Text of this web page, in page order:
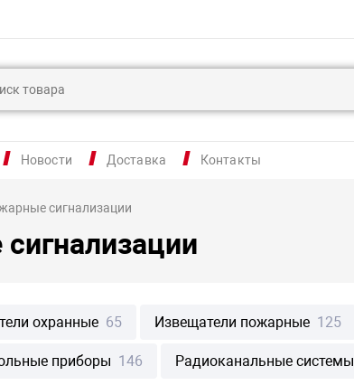
Новости Доставка Контакты
сигнализации
охранные 65 Извещатели пожарные 125
приборы 146 Радиоканальные системы